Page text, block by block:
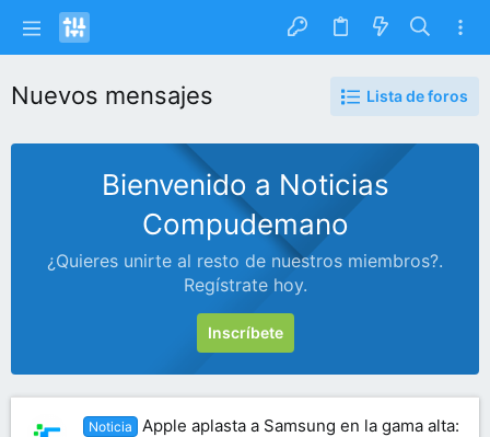
Nuevos mensajes Lista de foros
Bienvenido a Noticias
Compudemano
¿Quieres unirte al resto de nuestros miembros?.
Regístrate hoy.
Inscríbete
Noticia
Apple aplasta a Samsung en la gama alta: